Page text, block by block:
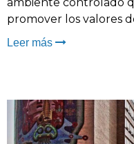
promover los valores
Leer más